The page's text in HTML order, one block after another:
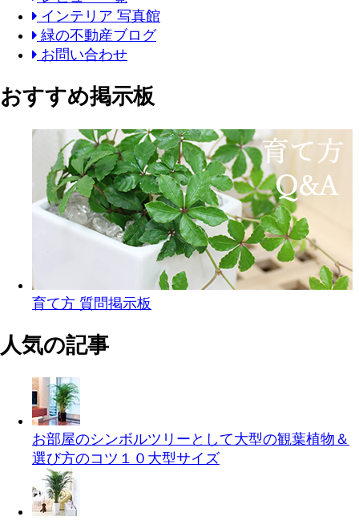
インテリア 写真館
緑の不動産ブログ
お問い合わせ
おすすめ掲示板
育て方 質問掲示板
人気の記事
お部屋のシンボルツリーとして大型の観葉植物＆
選び方のコツ１０ 大型サイズ